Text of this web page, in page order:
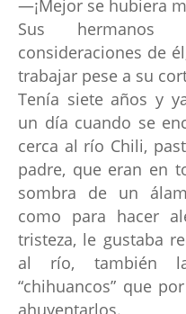
—¡Mejor se hubiera
Sus hermanos
consideraciones de
trabajar pese a su
Tenía siete años y
un día cuando se
cerca al río Chili,
padre, que eran en
sombra de un
como para hacer
tristeza, le gustaba
al río, también
“chihuancos” que
ahuyentarlos.